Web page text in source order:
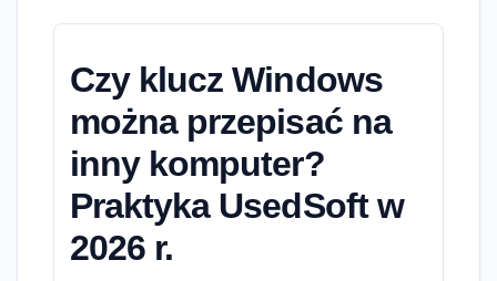
Czy klucz Windows
można przepisać na
inny komputer?
Praktyka UsedSoft w
2026 r.